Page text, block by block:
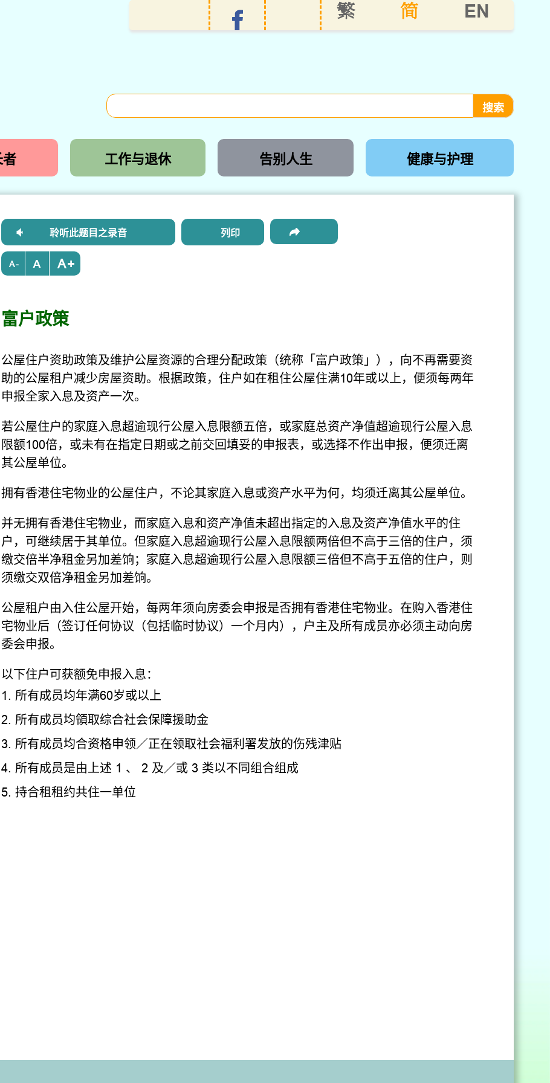
EN
简
繁
者 工作与退休 告别人生 健康与护理
聆听此题目之录音 列印
- +
富户政策
公屋住户资助政策及维护公屋资源的合理分配政策（统称「富户政策」），向不再需要资
助的公屋租户减少房屋资助。根据政策，住户如在租住公屋住满10年或以上，便须每两年
申报全家入息及资产一次。
若公屋住户的家庭入息超逾现行公屋入息限额五倍，或家庭总资产净值超逾现行公屋入息
限额100倍，或未有在指定日期或之前交回填妥的申报表，或选择不作出申报，便须迁离
其公屋单位。
拥有香港住宅物业的公屋住户，不论其家庭入息或资产水平为何，均须迁离其公屋单位。
并无拥有香港住宅物业，而家庭入息和资产净值未超出指定的入息及资产净值水平的住
户，可继续居于其单位。但家庭入息超逾现行公屋入息限额两倍但不高于三倍的住户，须
缴交倍半净租金另加差饷；家庭入息超逾现行公屋入息限额三倍但不高于五倍的住户，则
须缴交双倍净租金另加差饷。
公屋租户由入住公屋开始，每两年须向房委会申报是否拥有香港住宅物业。在购入香港住
宅物业后（签订任何协议（包括临时协议）一个月内），户主及所有成员亦必须主动向房
委会申报。
以下住户可获额免申报入息：
所有成员均年满60岁或以上
所有成员均領取综合社会保障援助金
所有成员均合资格申领／正在领取社会福利署发放的伤残津贴
所有成员是由上述 1 、 2 及／或 3 类以不同组合组成
持合租租约共住一单位